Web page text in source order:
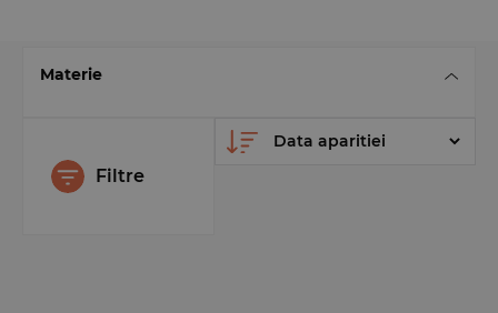
Materie
Filtre